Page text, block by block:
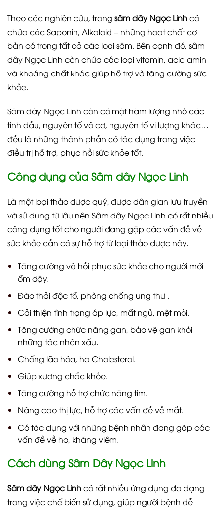
Theo các nghiên cứu, trong sâm dây Ngọc Linhcó
chứa các Saponin, Alkaloid – những hoạt chất cơ
bản có trong tất cả các loại sâm. Bên cạnh đó, sâm
dây Ngọc Linh còn chứa các loại vitamin, acid amin
và khoáng chất khác giúp hỗ trợ và tăng cường sức
khỏe.
Sâm dây Ngọc Linh còn có một hàm lượng nhỏ các
tinh dầu, nguyên tố vô cơ, nguyên tố vi lượng khác…
đều là những thành phần có tác dụng trong việc
điều trị hỗ trợ, phục hồi sức khỏe tốt.
Công dụng của Sâm dây Ngọc Linh
Là một loại thảo dược quý, được dân gian lưu truyền
và sử dụng từ lâu nên Sâm dây Ngọc Linh có rất nhiều
công dụng tốt cho người đang gặp các vấn đề về
sức khỏe cần có sự hỗ trợ từ loại thảo dược này.
Tăng cường và hồi phục sức khỏe cho người mới
ốm dậy.
Đào thải độc tố, phòng chống ung thư .
Cải thiện tình trạng áp lực, mất ngủ, mệt mỏi.
Tăng cường chức năng gan, bảo vệ gan khỏi
những tác nhân xấu.
Chống lão hóa, hạ Cholesterol.
Giúp xương chắc khỏe.
Tăng cường hỗ trợ chức năng tim.
Nâng cao thị lực, hỗ trợ các vấn đề về mắt.
Có tác dụng với những bệnh nhân đang gặp các
vấn đề về ho, kháng viêm.
Cách dùng Sâm Dây Ngọc Linh
Sâm dây Ngọc Linhcó rất nhiều ứng dụng đa dạng
trong việc chế biến sử dụng, giúp người bệnh dễ